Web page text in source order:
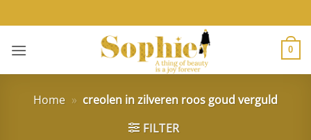
naar
inhoud
0
Home » creolen in zilveren roos goud verguld
FILTER